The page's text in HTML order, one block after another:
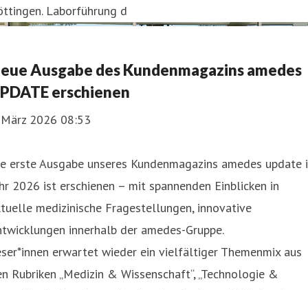
Laborführung d
Ausgabe des Kundenmagazins amedes
erschienen
2026 08:53
erste Ausgabe unseres Kundenmagazins amedes update
2026 ist erschienen – mit spannenden Einblicken in
medizinische Fragestellungen, innovative
innerhalb der amedes-Gruppe.
erwartet wieder ein vielfältiger Themenmix aus
Rubriken „Medizin & Wissenschaft“, „Technologie &